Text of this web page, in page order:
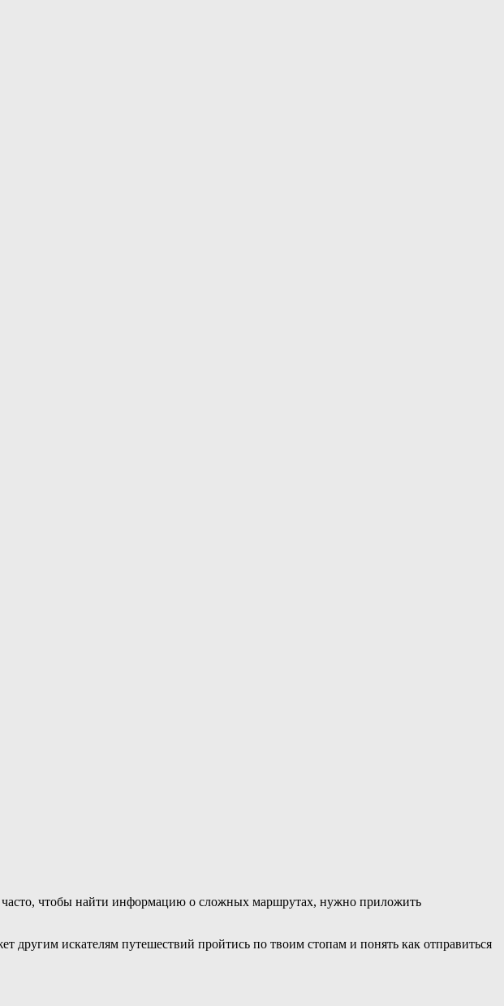
чтобы найти информацию о сложных маршрутах, нужно приложить
искателям путешествий пройтись по твоим стопам и понять как отправиться